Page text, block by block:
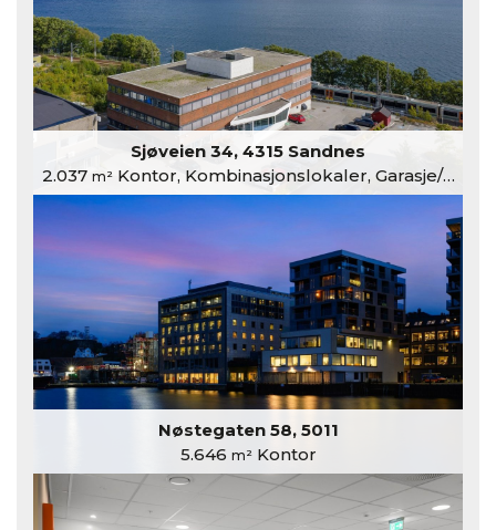
Sjøveien 34, 4315 Sandnes
2.037 m²Kontor, Kombinasjonslokaler, Garasje/Parkering
Nøstegaten 58, 5011
5.646 m²Kontor